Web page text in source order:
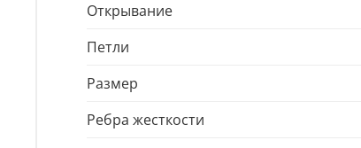
Открывание
Петли
Размер
Ребра жесткости